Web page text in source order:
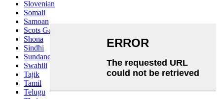
Slovenian
Somali
Samoan
Scots Gaelic
Shona
Sindhi
Sundanese
Swahili
Tajik
Tamil
Telugu